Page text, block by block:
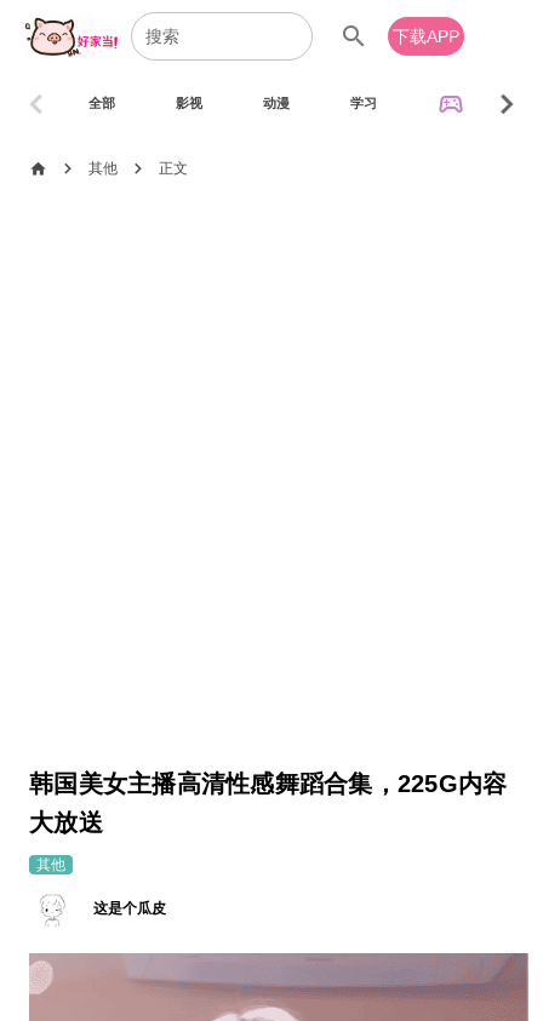
search 下载APP
全部 影视 动漫 学习 sports_esports
chevron_left chevron_right
home chevron_right 其他 chevron_right 正文
韩国美女主播高清性感舞蹈合集，225G内容
大放送
其他
这是个瓜皮